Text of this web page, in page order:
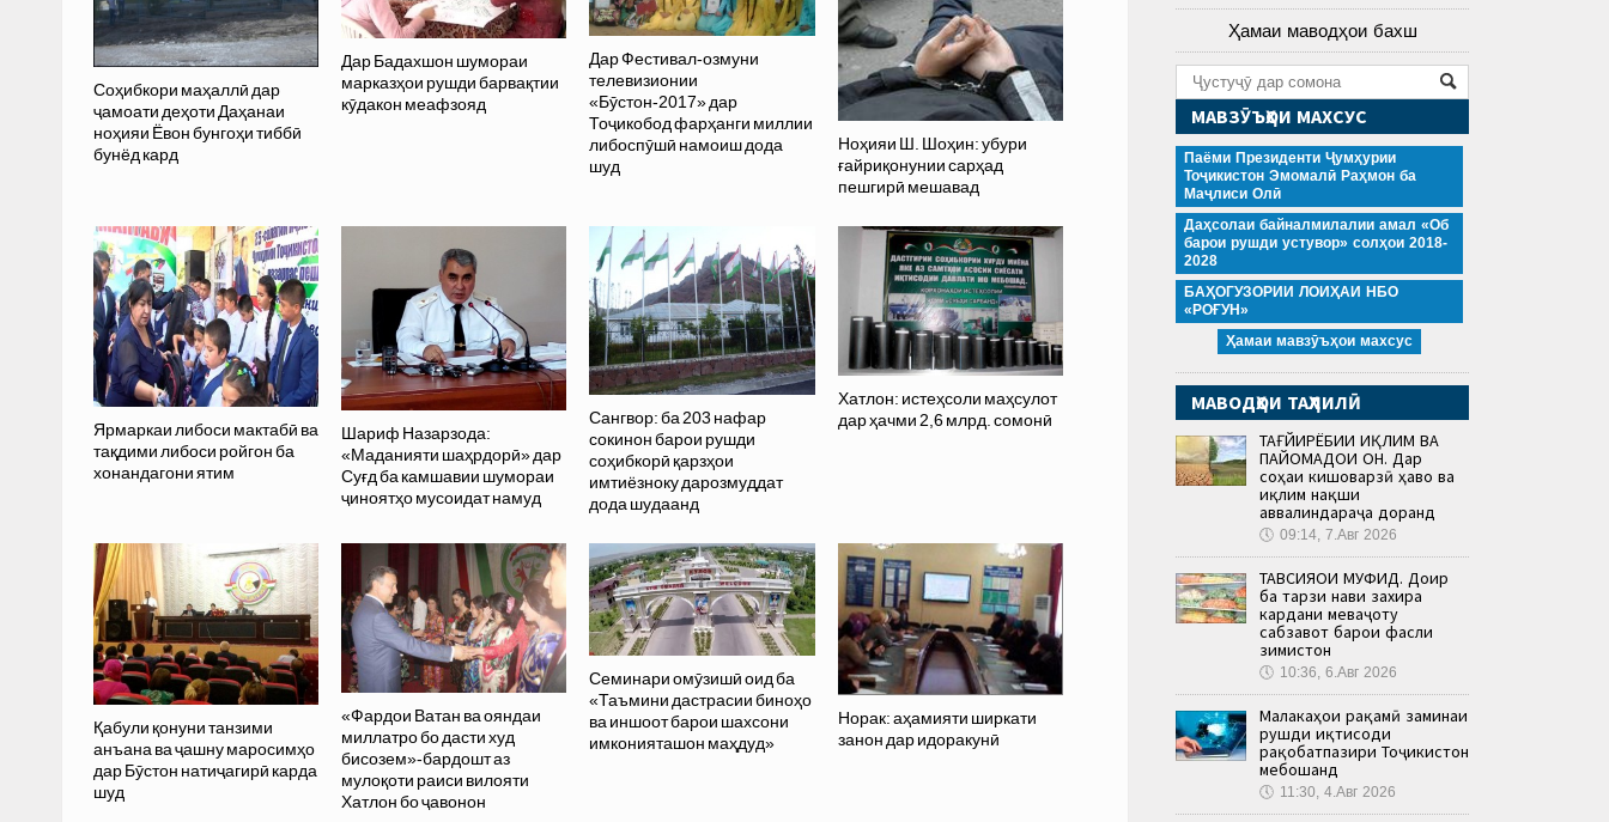
Соҳибкори маҳаллӣ дар
ҷамоати деҳоти Даҳанаи
ноҳияи Ёвон бунгоҳи тиббӣ
бунёд кард
Дар Бадахшон шумораи
марказҳои рушди барвақтии
кӯдакон меафзояд
Дар Фестивал-озмуни
телевизионии
«Бӯстон-2017» дар
Тоҷикобод фарҳанги миллии
либоспӯшӣ намоиш дода
шуд
Ноҳияи Ш. Шоҳин: убури
ғайриқонунии сарҳад
пешгирӣ мешавад
Ярмаркаи либоси мактабӣ ва
тақдими либоси ройгон ба
хонандагони ятим
Шариф Назарзода:
«Маданияти шаҳрдорӣ» дар
Суғд ба камшавии шумораи
ҷиноятҳо мусоидат намуд
Сангвор: ба 203 нафар
сокинон барои рушди
соҳибкорӣ қарзҳои
имтиёзноку дарозмуддат
дода шудаанд
Хатлон: истеҳсоли маҳсулот
дар ҳачми 2,6 млрд. сомонӣ
Қабули қонуни танзими
анъана ва ҷашну маросимҳо
дар Бӯстон натиҷагирӣ карда
шуд
«Фардои Ватан ва ояндаи
миллатро бо дасти худ
бисозем»-бардошт аз
мулоқоти раиси вилояти
Хатлон бо ҷавонон
Семинари омӯзишӣ оид ба
«Таъмини дастрасии биноҳо
ва иншоот барои шахсони
имконияташон маҳдуд»
Норак: аҳамияти ширкати
занон дар идоракунӣ
Ҳамаи маводҳои бахш
МАВЗӮЪҲОИ МАХСУС
Паёми Президенти Ҷумҳурии
Тоҷикистон Эмомалӣ Раҳмон ба
Маҷлиси Олӣ
Даҳсолаи байналмилалии амал «Об
барои рушди устувор» солҳои 2018-
2028
БАҲОГУЗОРИИ ЛОИҲАИ НБО
«РОҒУН»
Ҳамаи мавзӯъҳои махсус
МАВОДҲОИ ТАҲЛИЛӢ
ТАҒЙИРЁБИИ ИҚЛИМ ВА
ПАЙОМАДҲОИ ОН. Дар
соҳаи кишоварзӣ ҳаво ва
иқлим нақши
аввалиндараҷа доранд
🕔 09:14, 7.Авг 2026
ТАВСИЯҲОИ МУФИД. Доир
ба тарзи нави захира
кардани меваҷоту
сабзавот барои фасли
зимистон
🕔 10:36, 6.Авг 2026
Малакаҳои рақамӣ заминаи
рушди иқтисоди
рақобатпазири Тоҷикистон
мебошанд
🕔 11:30, 4.Авг 2026